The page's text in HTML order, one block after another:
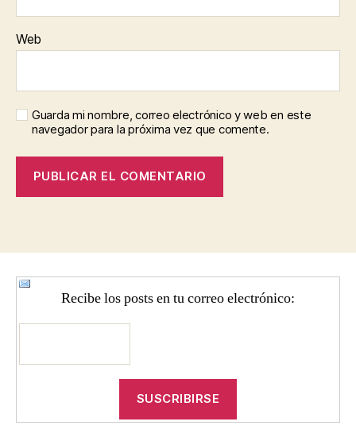
Web
Guarda mi nombre, correo electrónico y web en este
navegador para la próxima vez que comente.
Recibe los posts en tu correo electrónico: